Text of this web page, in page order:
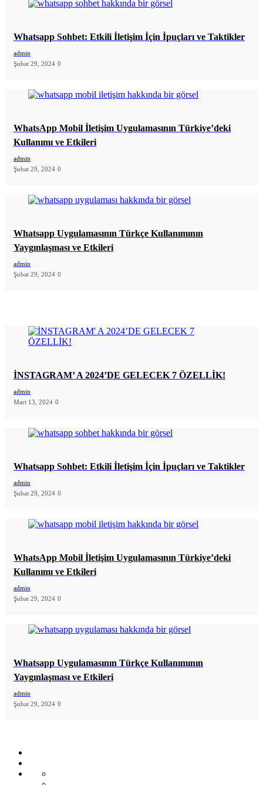
Whatsapp Sohbet: Etkili İletişim İçin İpuçları ve Taktikler
admin
Şubat 29, 2024 0
WhatsApp Mobil İletişim Uygulamasının Türkiye’deki
Kullanımı ve Etkileri
admin
Şubat 29, 2024 0
Whatsapp Uygulamasının Türkçe Kullanımının
Yaygınlaşması ve Etkileri
admin
Şubat 29, 2024 0
İNSTAGRAM’ A 2024’DE GELECEK 7 ÖZELLİK!
admin
Mart 13, 2024 0
Whatsapp Sohbet: Etkili İletişim İçin İpuçları ve Taktikler
admin
Şubat 29, 2024 0
WhatsApp Mobil İletişim Uygulamasının Türkiye’deki
Kullanımı ve Etkileri
admin
Şubat 29, 2024 0
Whatsapp Uygulamasının Türkçe Kullanımının
Yaygınlaşması ve Etkileri
admin
Şubat 29, 2024 0